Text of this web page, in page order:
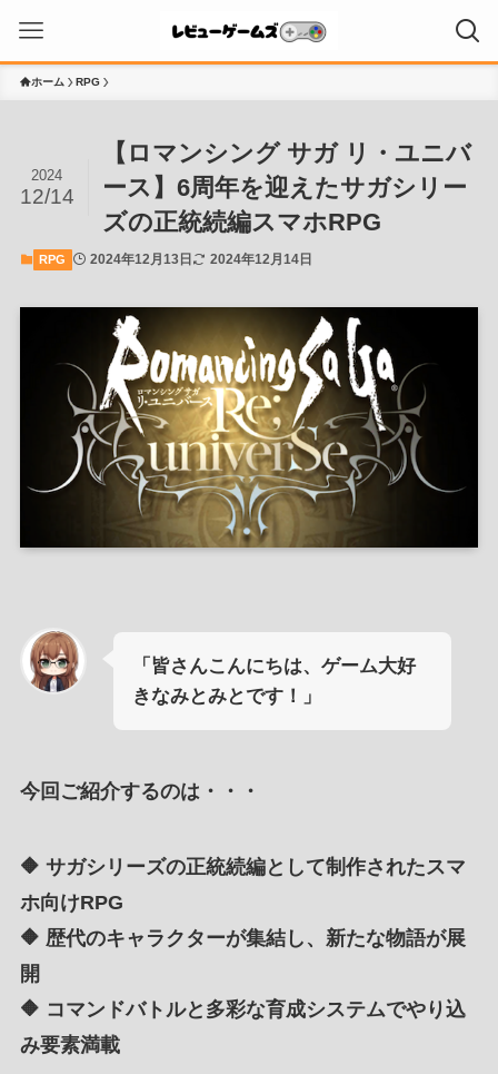
ホーム RPG
【ロマンシング サガ リ・ユニバ
ース】6周年を迎えたサガシリー
ズの正統続編スマホRPG
2024
12/14
RPG 2024年12月13日 2024年12月14日
「皆さんこんにちは、ゲーム大好
きなみとみとです！」
今回ご紹介するのは・・・
🔶 サガシリーズの正統続編として制作されたスマ
ホ向けRPG
🔶 歴代のキャラクターが集結し、新たな物語が展
開
🔶 コマンドバトルと多彩な育成システムでやり込
み要素満載